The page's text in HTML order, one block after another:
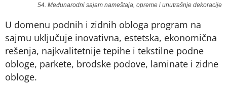
54. Međunarodni sajam nameštaja, opreme i unutrašnje dekoracije
U domenu podnih i zidnih obloga program na
sajmu uključuje inovativna, estetska, ekonomična
rešenja, najkvalitetnije tepihe i tekstilne podne
obloge, parkete, brodske podove, laminate i zidne
obloge.